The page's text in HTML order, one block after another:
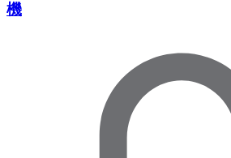
機